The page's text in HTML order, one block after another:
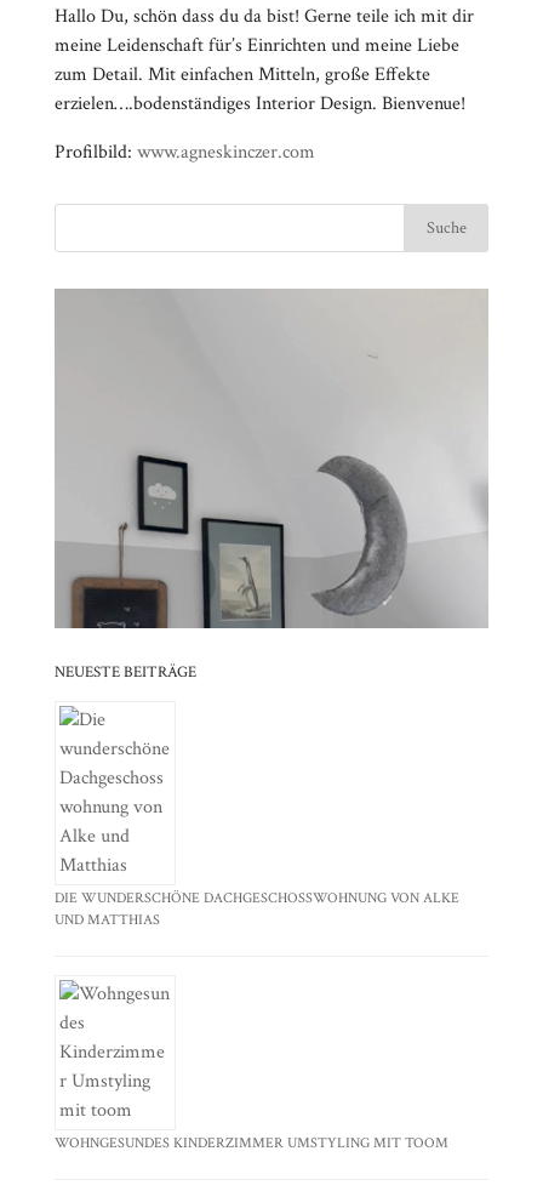
Hallo Du, schön dass du da bist! Gerne teile ich mit dir
meine Leidenschaft für’s Einrichten und meine Liebe
zum Detail. Mit einfachen Mitteln, große Effekte
erzielen….bodenständiges Interior Design. Bienvenue!
Profilbild: www.agneskinczer.com
⠀⠀⠀⠀⠀⠀⠀⠀⠀⠀⠀⠀⠀⠀⠀⠀⠀⠀⠀⠀⠀⠀⠀⠀⠀⠀⠀⠀⠀
⠀⠀⠀⠀⠀⠀⠀⠀⠀⠀⠀⠀⠀⠀⠀⠀⠀⠀⠀⠀⠀⠀
⠀⠀⠀⠀⠀⠀⠀⠀⠀⠀⠀⠀⠀⠀⠀⠀⠀⠀⠀⠀⠀⠀⠀⠀⠀⠀⠀⠀⠀
⠀⠀⠀⠀⠀⠀⠀⠀⠀⠀⠀⠀⠀⠀⠀⠀⠀⠀⠀⠀⠀⠀
NEUESTE BEITRÄGE
DIE WUNDERSCHÖNE DACHGESCHOSSWOHNUNG VON ALKE
UND MATTHIAS
WOHNGESUNDES KINDERZIMMER UMSTYLING MIT TOOM